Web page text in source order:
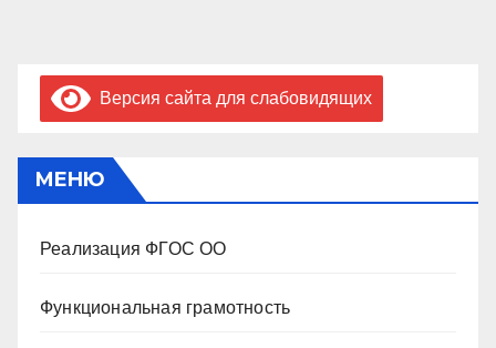
Версия сайта для слабовидящих
МЕНЮ
Реализация ФГОС ОО
Функциональная грамотность